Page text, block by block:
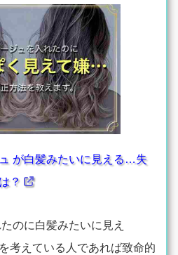
が白髪みたいに見える…失
？
のに白髪みたいに見え
考えている人であれば致命的